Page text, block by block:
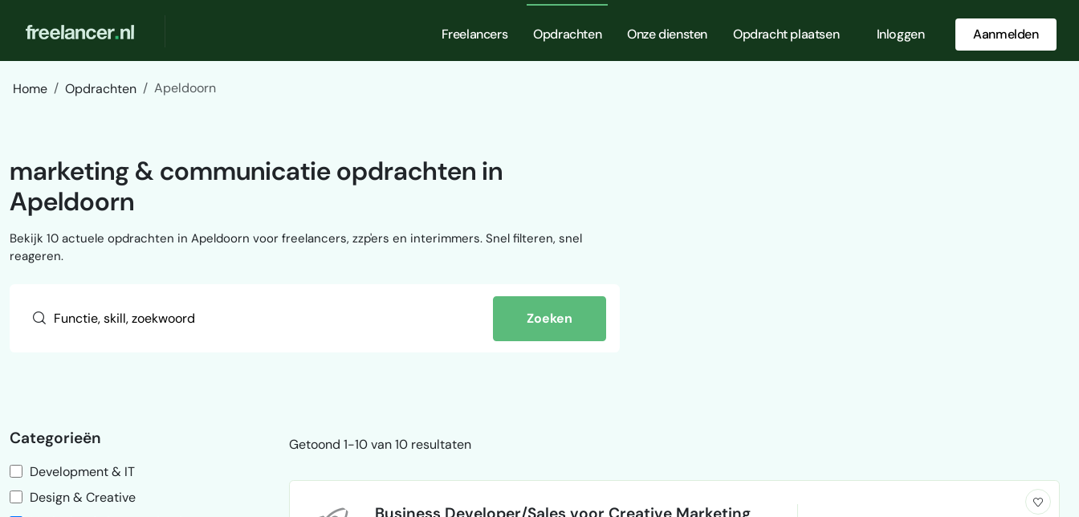
Freelancers Opdrachten Onze diensten Opdracht plaatsen Inloggen Aanmelden
Home Opdrachten Apeldoorn
marketing & communicatie opdrachten in
Apeldoorn
Bekijk 10 actuele opdrachten in Apeldoorn voor freelancers, zzp'ers en interimmers. Snel filteren, snel
reageren.
Zoeken
Categorieën
Development & IT
Design & Creative
Getoond 1-10 van 10 resultaten